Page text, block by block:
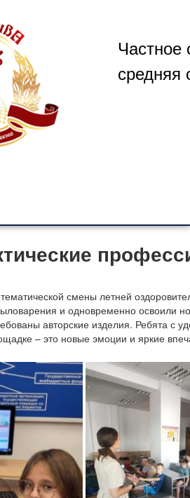
Частное
средняя
смены летней
и одновременно освоили
авторские изделия. Ребята с
– это новые эмоции и яркие